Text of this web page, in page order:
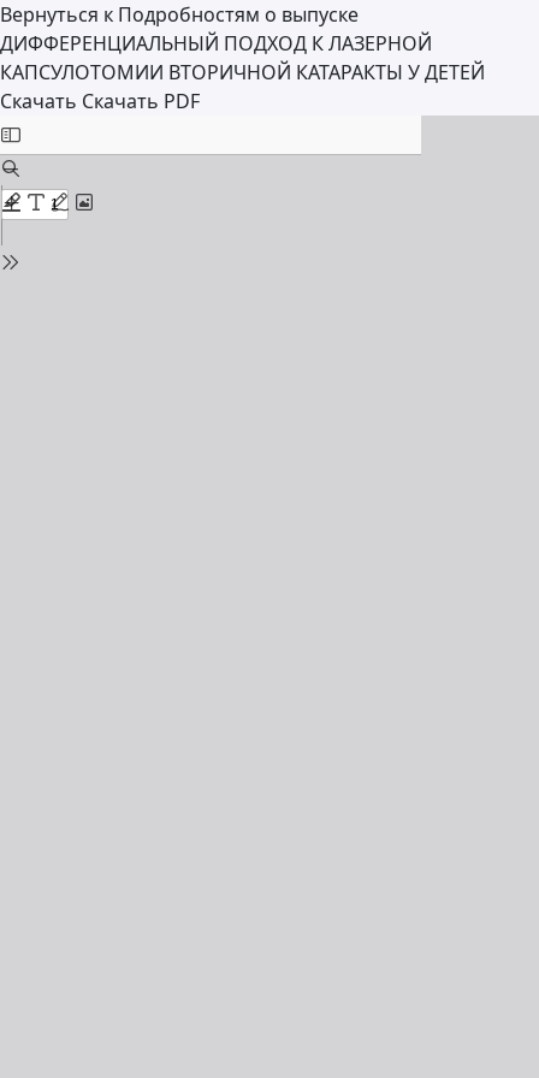
Вернуться к Подробностям о выпуске
ДИФФЕРЕНЦИАЛЬНЫЙ ПОДХОД К ЛАЗЕРНОЙ
КАПСУЛОТОМИИ ВТОРИЧНОЙ КАТАРАКТЫ У ДЕТЕЙ
Скачать Скачать PDF